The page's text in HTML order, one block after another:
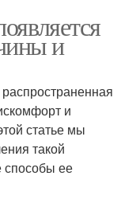
и
распространенная
и
статье мы
такой
ее